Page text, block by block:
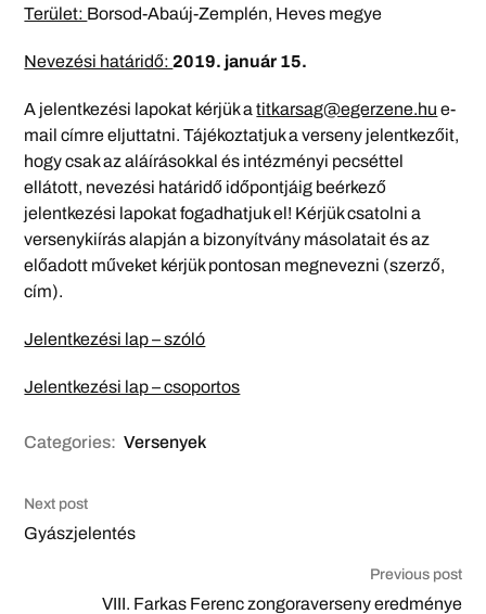
Terület: Borsod-Abaúj-Zemplén, Heves megye
Nevezési határidő: 2019. január 15.
A jelentkezési lapokat kérjük atitkarsag@egerzene.hu e-
mail címre eljuttatni. Tájékoztatjuk a verseny jelentkezőit,
hogy csak az aláírásokkal és intézményi pecséttel
ellátott, nevezési határidő időpontjáig beérkező
jelentkezési lapokat fogadhatjuk el! Kérjük csatolni a
versenykiírás alapján a bizonyítvány másolatait és az
előadott műveket kérjük pontosan megnevezni (szerző,
cím).
Jelentkezési lap – szóló
Jelentkezési lap – csoportos
Categories: Versenyek
Next post
Gyászjelentés
Previous post
VIII. Farkas Ferenc zongoraverseny eredménye